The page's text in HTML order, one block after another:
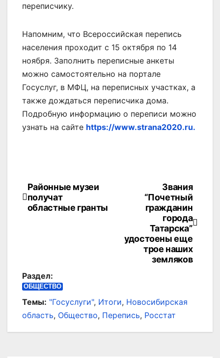
переписчику.
Напомним, что Всероссийская перепись
населения проходит с 15 октября по 14
ноября. Заполнить переписные анкеты
можно самостоятельно на портале
Госуслуг, в МФЦ, на переписных участках, а
также дождаться переписчика дома.
Подробную информацию о переписи можно
узнать на сайте https://www.strana2020.ru.
Навигация
по
Звания
“Почетный
гражданин
города
Татарска”
удостоены еще
трое наших
земляков
Районные музеи
получат
областные гранты
Раздел:
ОБЩЕСТВО
Темы: "Госуслуги", Итоги, Новосибирская
область, Общество, Перепись, Росстат